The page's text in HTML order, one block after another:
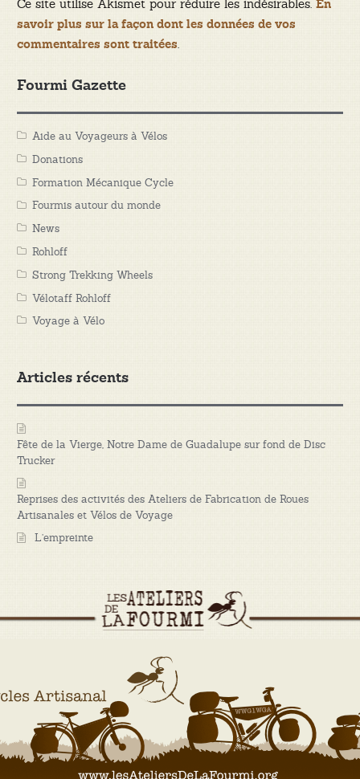
Ce site utilise Akismet pour réduire les indésirables. En
savoir plus sur la façon dont les données de vos
commentaires sont traitées.
Fourmi Gazette
Aide au Voyageurs à Vélos
Donations
Formation Mécanique Cycle
Fourmis autour du monde
News
Rohloff
Strong Trekking Wheels
Vélotaff Rohloff
Voyage à Vélo
Articles récents
Fête de la Vierge, Notre Dame de Guadalupe sur fond de Disc
Trucker
Reprises des activités des Ateliers de Fabrication de Roues
Artisanales et Vélos de Voyage
L’empreinte